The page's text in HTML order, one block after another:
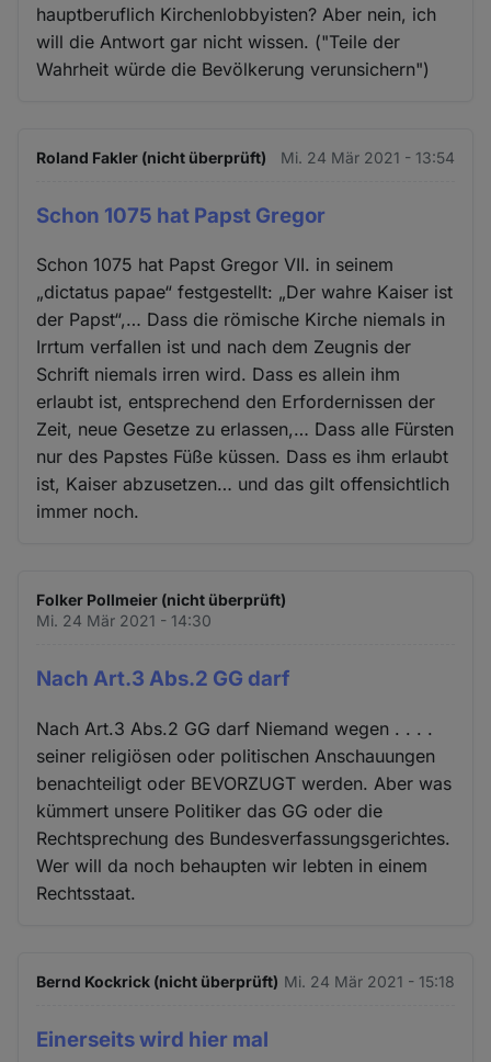
hauptberuflich Kirchenlobbyisten? Aber nein, ich
will die Antwort gar nicht wissen. ("Teile der
Wahrheit würde die Bevölkerung verunsichern")
Roland Fakler (nicht überprüft) Mi. 24 Mär 2021 - 13:54
Schon 1075 hat Papst Gregor
Schon 1075 hat Papst Gregor VII. in seinem
„dictatus papae“ festgestellt: „Der wahre Kaiser ist
der Papst“,… Dass die römische Kirche niemals in
Irrtum verfallen ist und nach dem Zeugnis der
Schrift niemals irren wird. Dass es allein ihm
erlaubt ist, entsprechend den Erfordernissen der
Zeit, neue Gesetze zu erlassen,… Dass alle Fürsten
nur des Papstes Füße küssen. Dass es ihm erlaubt
ist, Kaiser abzusetzen… und das gilt offensichtlich
immer noch.
Folker Pollmeier (nicht überprüft)
Mi. 24 Mär 2021 - 14:30
Nach Art.3 Abs.2 GG darf
Nach Art.3 Abs.2 GG darf Niemand wegen . . . .
seiner religiösen oder politischen Anschauungen
benachteiligt oder BEVORZUGT werden. Aber was
kümmert unsere Politiker das GG oder die
Rechtsprechung des Bundesverfassungsgerichtes.
Wer will da noch behaupten wir lebten in einem
Rechtsstaat.
Bernd Kockrick (nicht überprüft) Mi. 24 Mär 2021 - 15:18
Einerseits wird hier mal